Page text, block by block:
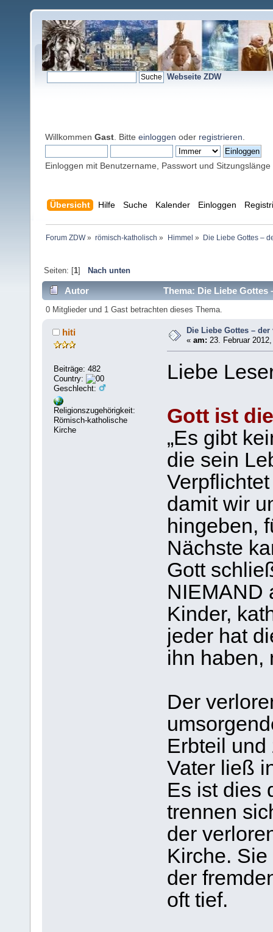
Webseite ZDW
Willkommen Gast . Bitte einloggen oder registrieren
Einloggen mit Benutzername, Passwort und Sitzungslänge
Übersicht Hilfe Suche Kalender Einloggen
Forum ZDW» römisch-katholisch » Himmel » Die Liebe Gottes –
Seiten: [1] Nach unten
Autor Thema: Die Liebe Gottes
0 Mitglieder und 1 Gast betrachten dieses Thema.
hiti
Beiträge: 482
Country:
Geschlecht:
Religionszugehörigkeit:
Römisch-katholische
Kirche
Die Liebe Gottes –
«am: 23. Februar
Liebe
Gott ist
„Es gibt
die sein
damit wir
hingeben,
Nächste
Gott
NIEMAND
Kinder,
jeder hat
ihn haben,
Der
Erbteil
Vater ließ
Es ist dies
trennen
der
Kirche.
der
oft tief.